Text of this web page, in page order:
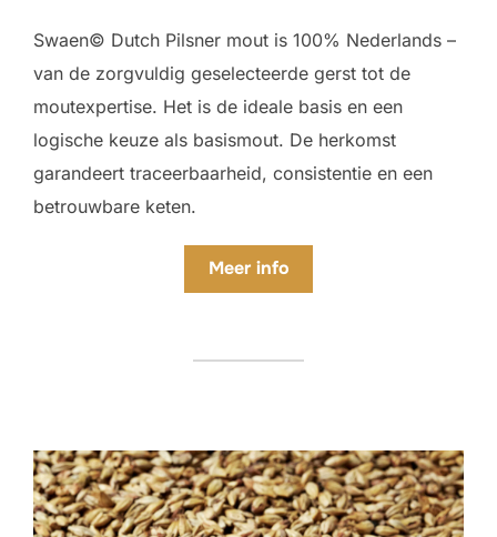
Swaen© Dutch Pilsner mout is 100% Nederlands –
van de zorgvuldig geselecteerde gerst tot de
moutexpertise. Het is de ideale basis en een
logische keuze als basismout. De herkomst
garandeert traceerbaarheid, consistentie en een
betrouwbare keten.
Meer info